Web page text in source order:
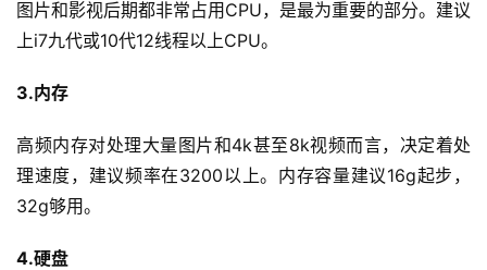
图片和影视后期都非常占用CPU，是最为重要的部分。建议
上i7九代或10代12线程以上CPU。
3.内存
高频内存对处理大量图片和4k甚至8k视频而言，决定着处
理速度，建议频率在3200以上。内存容量建议16g起步，
32g够用。
4.硬盘